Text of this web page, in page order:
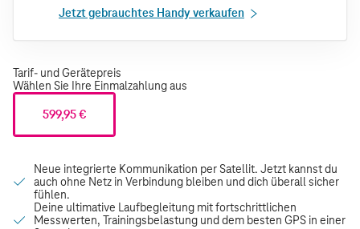
Jetzt gebrauchtes Handy verkaufen
Tarif- und Gerätepreis
Wählen Sie Ihre Einmalzahlung aus
599,95 €